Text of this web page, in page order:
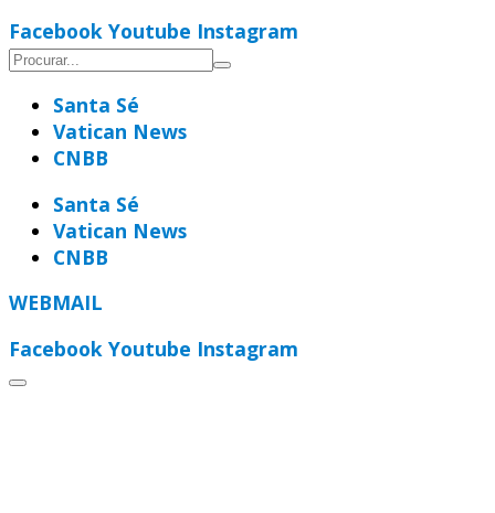
Facebook Youtube Instagram
Santa Sé
Vatican News
CNBB
Santa Sé
Vatican News
CNBB
WEBMAIL
Facebook Youtube Instagram